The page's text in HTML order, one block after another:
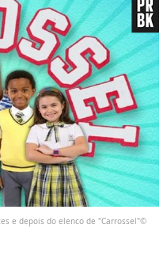
e depois do elenco de "Carrossel"©